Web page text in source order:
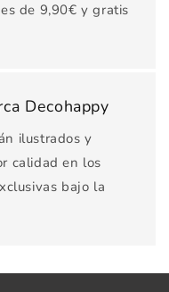
de 9,90€ y gratis
Decohappy
ilustrados y
calidad en los
bajo la